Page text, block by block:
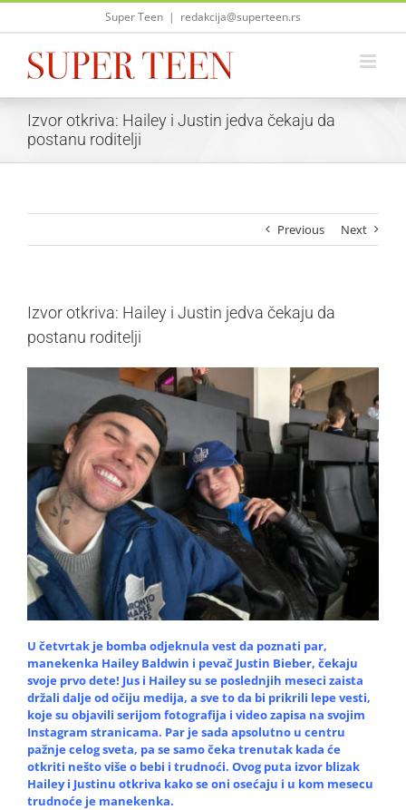
Skip
Super Teen | redakcija@superteen.rs
Izvor otkriva: Hailey i Justin jedva čekaju da
postanu roditelji
Previous Next
Izvor otkriva: Hailey i Justin jedva čekaju da
postanu roditelji
U četvrtak je bomba odjeknula vest da poznati par,
manekenka Hailey Baldwin i pevač Justin Bieber, čekaju
svoje prvo dete! Jus i Hailey su se poslednjih meseci zaista
držali dalje od očiju medija, a sve to da bi prikrili lepe vesti,
koje su objavili serijom fotografija i video zapisa na svojim
Instagram stranicama. Par je sada apsolutno u centru
pažnje celog sveta, pa se samo čeka trenutak kada će
otkriti nešto više o bebi i trudnoći. Ovog puta izvor blizak
Hailey i Justinu otkriva kako se oni osećaju i u kom mesecu
trudnoće je manekenka.